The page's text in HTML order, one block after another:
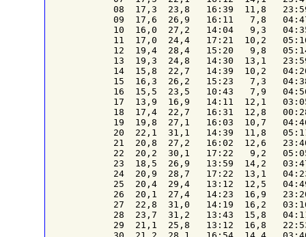
08  17,3  23,8   16:39  11,8
09  17,6  26,9   16:11   7,8
10  16,0  27,2   14:04   9,3
11  17,0  24,4   17:21  10,2
12  19,4  28,4   15:20   9,8
13  19,3  24,8   14:30  13,1
14  15,8  22,7   14:39  10,2
15  16,3  26,2   15:23   7,3
16  15,5  23,5   10:43   7,9
17  13,9  16,9   14:11  12,1
18  17,4  22,7   16:31  12,8
19  19,8  27,1   16:03  10,7
20  22,1  31,1   14:39  11,8
21  20,8  27,2   16:02  12,6
22  20,2  30,1   17:22   9,2
23  18,5  26,9   13:59  14,2
24  20,9  28,7   17:22  13,1
25  20,4  29,4   13:12  12,5
26  20,1  27,4   14:23  16,9
27  22,8  31,0   14:19  16,2
28  23,7  31,2   13:43  15,8
29  21,1  25,8   13:12  16,8